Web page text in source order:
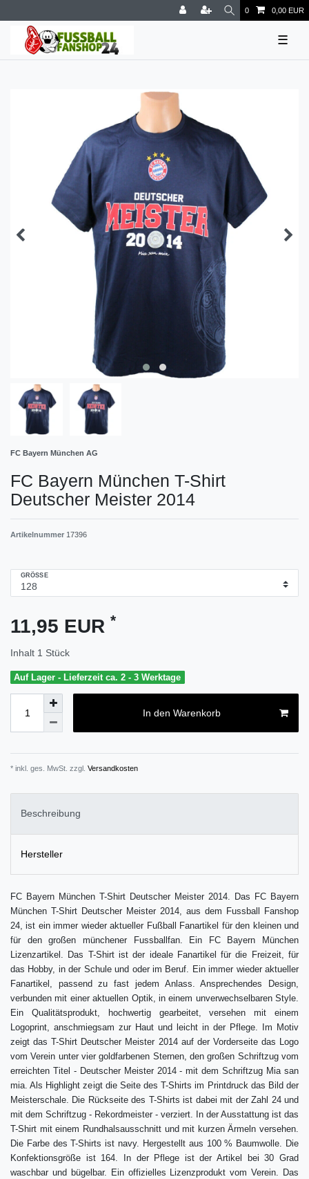
0 0,00 EUR
☰
FC Bayern München AG
FC Bayern München T-Shirt
Deutscher Meister 2014
Artikelnummer 17396
GRÖSSE
11,95 EUR *
Inhalt 1 Stück
Auf Lager - Lieferzeit ca. 2 - 3 Werktage
In den Warenkorb
* inkl. ges. MwSt. zzgl. Versandkosten
Beschreibung
Hersteller
FC Bayern München T-Shirt Deutscher Meister 2014. Das FC Bayern
München T-Shirt Deutscher Meister 2014, aus dem Fussball Fanshop
24, ist ein immer wieder aktueller Fußball Fanartikel für den kleinen und
für den großen münchener Fussballfan. Ein FC Bayern München
Lizenzartikel. Das T-Shirt ist der ideale Fanartikel für die Freizeit, für
das Hobby, in der Schule und oder im Beruf. Ein immer wieder aktueller
Fanartikel, passend zu fast jedem Anlass. Ansprechendes Design,
verbunden mit einer aktuellen Optik, in einem unverwechselbaren Style.
Ein Qualitätsprodukt, hochwertig gearbeitet, versehen mit einem
Logoprint, anschmiegsam zur Haut und leicht in der Pflege. Im Motiv
zeigt das T-Shirt Deutscher Meister 2014 auf der Vorderseite das Logo
vom Verein unter vier goldfarbenen Sternen, den großen Schriftzug vom
erreichten Titel - Deutscher Meister 2014 - mit dem Schriftzug Mia san
mia. Als Highlight zeigt die Seite des T-Shirts im Printdruck das Bild der
Meisterschale. Die Rückseite des T-Shirts ist dabei mit der Zahl 24 und
mit dem Schriftzug - Rekordmeister - verziert. In der Ausstattung ist das
T-Shirt mit einem Rundhalsausschnitt und mit kurzen Ärmeln versehen.
Die Farbe des T-Shirts ist navy. Hergestellt aus 100 % Baumwolle. Die
Konfektionsgröße ist 164. In der Pflege ist der Artikel bei 30 Grad
waschbar und bügelbar. Ein offizielles Lizenzprodukt vom Verein. Das